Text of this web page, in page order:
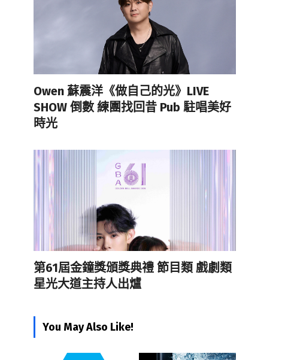
Owen 蘇震洋《做自己的光》LIVE
SHOW 倒數 練團找回昔 Pub 駐唱美好
時光
第61屆金鐘獎頒獎典禮 節目類 戲劇類
星光大道主持人出爐
You May Also Like!